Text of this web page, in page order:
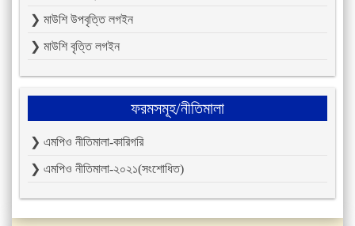
❯ মাউশি উপবৃত্তি লগইন
❯ মাউশি বৃত্তি লগইন
ফরমসমূহ/নীতিমালা
❯ এমপিও নীতিমালা-কারিগরি
❯ এমপিও নীতিমালা-২০২১(সংশোধিত)